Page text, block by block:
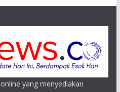
yang menyediakan